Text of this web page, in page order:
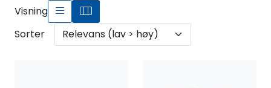
Visning
Sorter
VVS